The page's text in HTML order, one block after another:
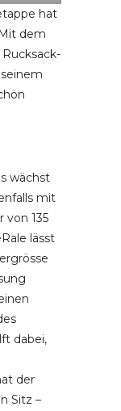
hat
dem
wächst
mit
von 135
lässt
dabei,
der
Sitz –